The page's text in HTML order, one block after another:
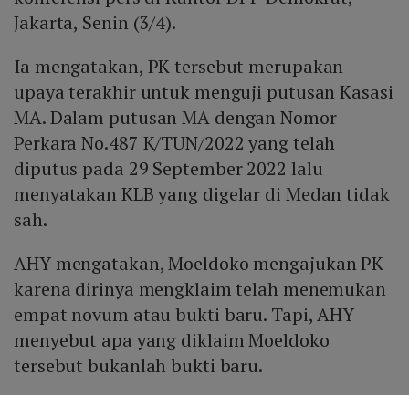
Jakarta, Senin (3/4).
Ia mengatakan, PK tersebut merupakan
upaya terakhir untuk menguji putusan Kasasi
MA. Dalam putusan MA dengan Nomor
Perkara No.487 K/TUN/2022 yang telah
diputus pada 29 September 2022 lalu
menyatakan KLB yang digelar di Medan tidak
sah.
AHY mengatakan, Moeldoko mengajukan PK
karena dirinya mengklaim telah menemukan
empat novum atau bukti baru. Tapi, AHY
menyebut apa yang diklaim Moeldoko
tersebut bukanlah bukti baru.